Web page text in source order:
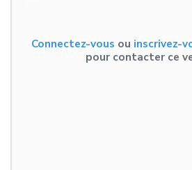
Connectez-vous ou inscrivez-
pour contacter ce